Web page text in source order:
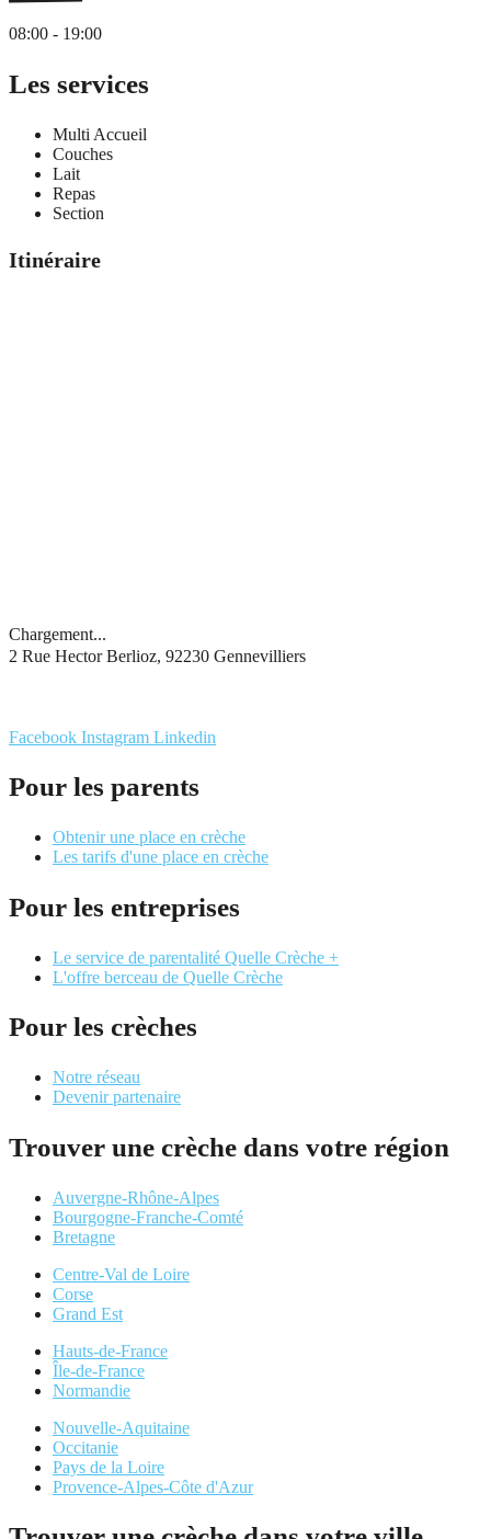
08:00 - 19:00
Les services
Multi Accueil
Couches
Lait
Repas
Section
Itinéraire
Chargement...
2 Rue Hector Berlioz, 92230 Gennevilliers
Facebook Instagram Linkedin
Pour les parents
Obtenir une place en crèche
Les tarifs d'une place en crèche
Pour les entreprises
Le service de parentalité Quelle Crèche +
L'offre berceau de Quelle Crèche
Pour les crèches
Notre réseau
Devenir partenaire
Trouver une crèche dans votre région
Auvergne-Rhône-Alpes
Bourgogne-Franche-Comté
Bretagne
Centre-Val de Loire
Corse
Grand Est
Hauts-de-France
Île-de-France
Normandie
Nouvelle-Aquitaine
Occitanie
Pays de la Loire
Provence-Alpes-Côte d'Azur